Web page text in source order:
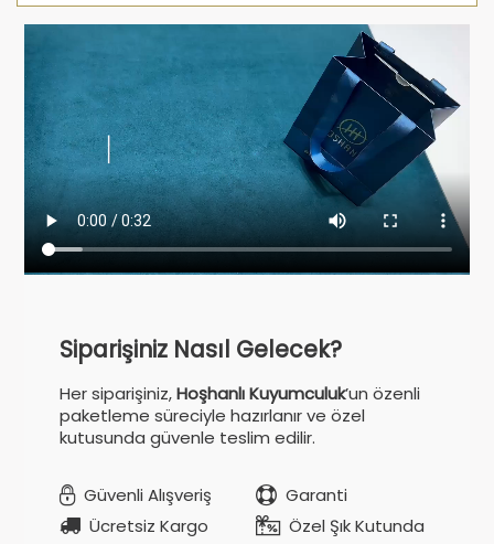
Siparişiniz Nasıl Gelecek?
Her siparişiniz,Hoşhanlı Kuyumculuk’un özenli
paketleme süreciyle hazırlanır ve özel
kutusunda güvenle teslim edilir.
Güvenli Alışveriş
Garanti
Ücretsiz Kargo
Özel Şık Kutunda